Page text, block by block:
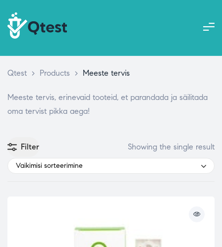
Qtest > Products > Meeste tervis
Meeste tervis, erinevaid tooteid, et parandada ja säilitada
oma tervist pikka aega!
Filter Showing the single result
Vaikimisi sorteerimine